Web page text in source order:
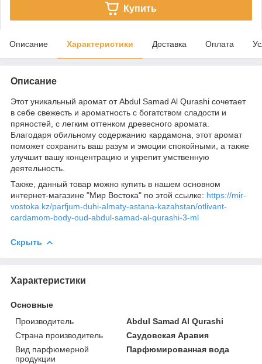
Купить
Описание Характеристики Доставка Оплата
Описание
Этот уникальный аромат от Abdul Samad Al Qurashi сочетает
в себе свежесть и ароматность с богатством сладости и
пряностей, с легким оттенком древесного аромата.
Благодаря обильному содержанию кардамона, этот аромат
поможет сохранить ваш разум и эмоции спокойными, а также
улучшит вашу концентрацию и укрепит умственную
деятельность.
Также, данный товар можно купить в нашем основном
интернет-магазине "Мир Востока" по этой ссылке: https://mir-
vostoka.kz/parfjum-duhi-almaty-astana-kazahstan/otlivant-
cardamom-body-oud-abdul-samad-al-qurashi-3-ml
Скрыть
Характеристики
Основные
Производитель
Abdul Samad Al Qurashi
Страна производитель
Саудовская Аравия
Вид парфюмерной
продукции
Парфюмированная вода